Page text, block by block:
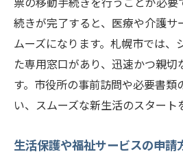
続きが完了すると、医療や介護サ
ムーズになります。札幌市では、
た専用窓口があり、迅速かつ親切
す。市役所の事前訪問や必要書類
い、スムーズな新生活のスタート
生活保護や福祉サービスの申請